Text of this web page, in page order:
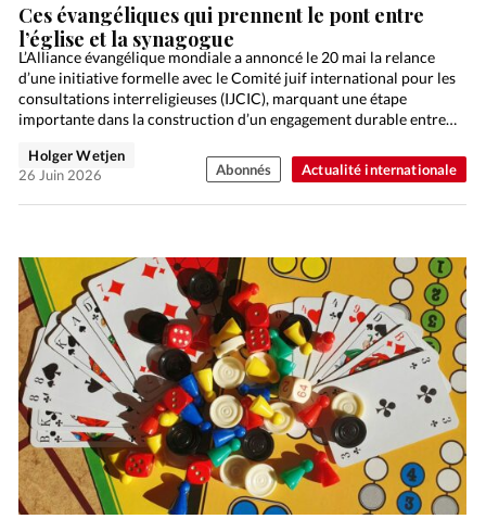
Actualité internationale
Ces évangéliques qui prennent le pont entre
l’église et la synagogue
L’Alliance évangélique mondiale a annoncé le 20 mai la relance
d’une initiative formelle avec le Comité juif international pour les
consultations interreligieuses (IJCIC), marquant une étape
importante dans la construction d’un engagement durable entre
Holger Wetjen
26 Juin 2026
Abonnés